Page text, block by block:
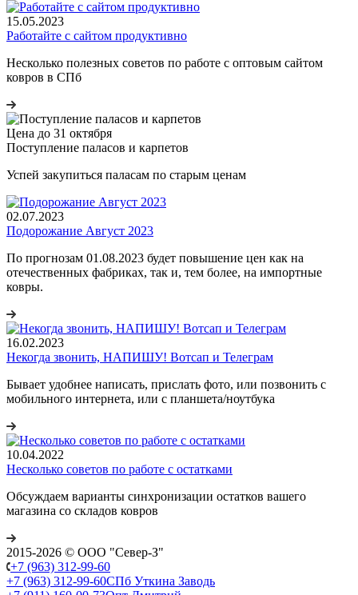
15.05.2023
Работайте с сайтом продуктивно
Несколько полезных советов по работе с оптовым сайтом
ковров в СПб
Цена до 31 октября
Поступление паласов и карпетов
Успей закупиться паласам по старым ценам
02.07.2023
Подорожание Август 2023
По прогнозам 01.08.2023 будет повышение цен как на
отечественных фабриках, так и, тем более, на импортные
ковры.
16.02.2023
Некогда звонить, НАПИШУ! Вотсап и Телеграм
Бывает удобнее написать, прислать фото, или позвонить с
мобильного интернета, или с планшета/ноутбука
10.04.2022
Несколько советов по работе с остатками
Обсуждаем варианты синхронизации остатков вашего
магазина со складов ковров
2015-2026 © ООО "Север-З"
+7 (963) 312-99-60
+7 (963) 312-99-60СПб Уткина Заводь